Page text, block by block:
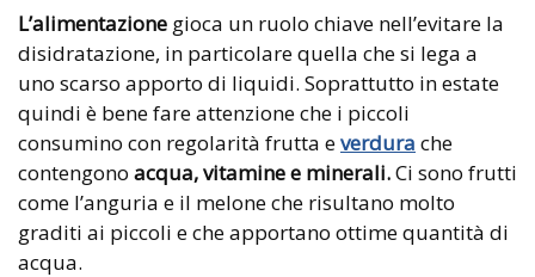
L’alimentazione gioca un ruolo chiave nell’evitare la
disidratazione, in particolare quella che si lega a
uno scarso apporto di liquidi. Soprattutto in estate
quindi è bene fare attenzione che i piccoli
consumino con regolarità frutta everdura che
contengono acqua, vitamine e minerali.Ci sono frutti
come l’anguria e il melone che risultano molto
graditi ai piccoli e che apportano ottime quantità di
acqua.